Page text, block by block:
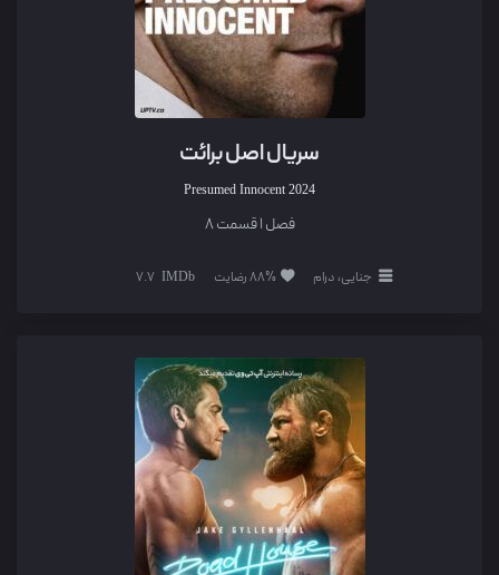
سریال اصل برائت
Presumed Innocent 2024
فصل 1 قسمت 8
جنایی، درام 88% رضایت 7.7